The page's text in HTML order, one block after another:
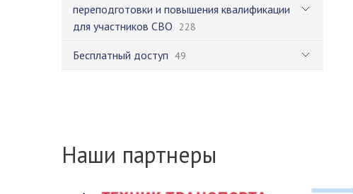
переподготовки и повышения квалификации
для участников СВО 228
Бесплатный доступ 49
Наши партнеры